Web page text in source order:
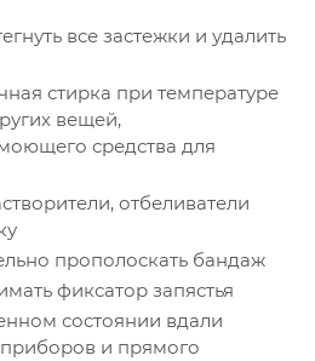
все застежки и удалить
стирка при температуре
вещей,
средства для
отбеливатели
прополоскать бандаж
фиксатор запястья
состоянии вдали
и прямого